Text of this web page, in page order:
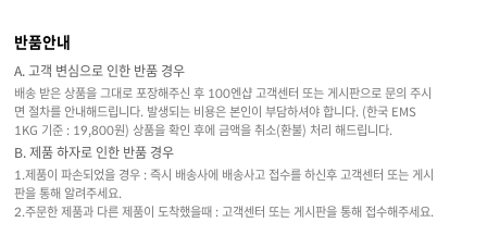
반품안내
A. 고객 변심으로 인한 반품 경우
배송 받은 상품을 그대로 포장해주신 후 100엔샵 고객센터 또는 게시판으로 문의 주시
면 절차를 안내해드립니다. 발생되는 비용은 본인이 부담하셔야 합니다. (한국 EMS
1KG 기준 : 19,800원) 상품을 확인 후에 금액을 취소(환불) 처리 해드립니다.
B. 제품 하자로 인한 반품 경우
1.제품이 파손되었을 경우 : 즉시 배송사에 배송사고 접수를 하신후 고객센터 또는 게시
판을 통해 알려주세요.
2.주문한 제품과 다른 제품이 도착했을때 : 고객센터 또는 게시판을 통해 접수해주세요.